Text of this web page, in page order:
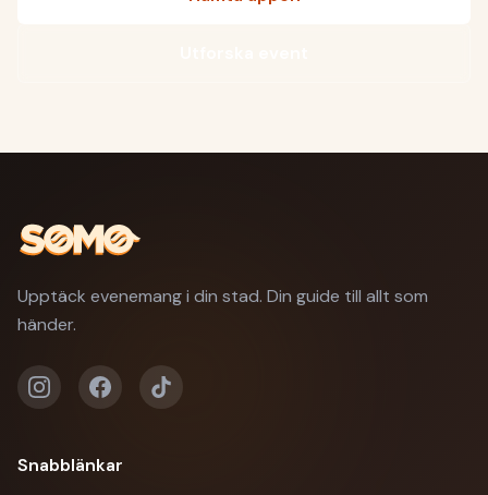
Upptäck evenemang i din stad. Din guide till allt som
händer.
Snabblänkar